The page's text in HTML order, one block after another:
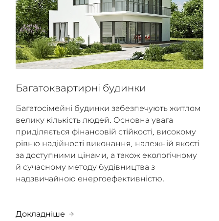
Багатоквартирні будинки
Багатосімейні будинки забезпечують житлом
велику кількість людей. Основна увага
приділяється фінансовій стійкості, високому
рівню надійності виконання, належній якості
за доступними цінами, а також екологічному
й сучасному методу будівництва з
надзвичайною енергоефективністю.
Докладніше